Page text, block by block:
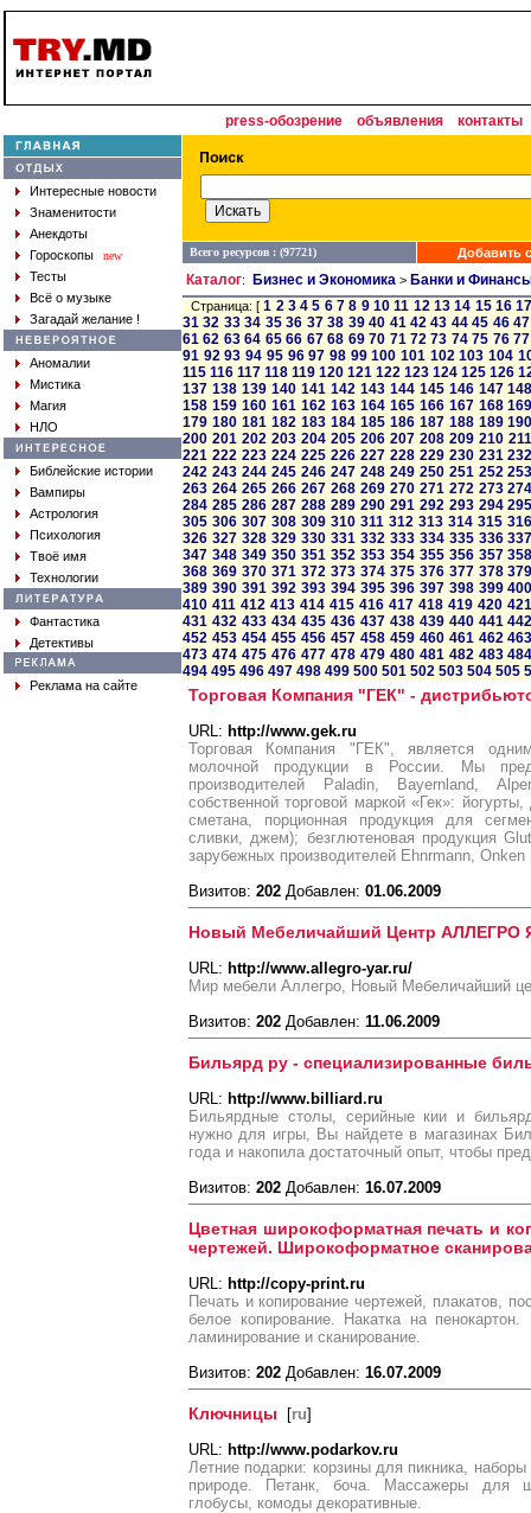
press-обозрение объявления контакты
Интересные новости
Знаменитости
Анекдоты
Гороскопы
new
Тесты
Всё о музыке
Загадай желание !
Аномалии
Мистика
Магия
НЛО
Библейские истории
Вампиры
Астрология
Психология
Твоё имя
Технологии
Фантастика
Детективы
Реклама на сайте
Всего ресурсов : (97721) Добавить
Каталог: Бизнес и Экономика > Банки и
Страница: [1 2 3 4 5 6 7 8 9 10 11 12 13 14 15 16
31 32 33 34 35 36 37 38 39 40 41 42 43 44 45 46 47
61 62 63 64 65 66 67 68 69 70 71 72 73 74 75 76 77
91 92 93 94 95 96 97 98 99 100 101 102 103 104
115 116 117 118 119 120 121 122 123 124 125 126
137 138 139 140 141 142 143 144 145 146 147
158 159 160 161 162 163 164 165 166 167 168
179 180 181 182 183 184 185 186 187 188 189
200 201 202 203 204 205 206 207 208 209 210 211
221 222 223 224 225 226 227 228 229 230 231
242 243 244 245 246 247 248 249 250 251 252
263 264 265 266 267 268 269 270 271 272 273
284 285 286 287 288 289 290 291 292 293 294
305 306 307 308 309 310 311 312 313 314 315 316
326 327 328 329 330 331 332 333 334 335 336
347 348 349 350 351 352 353 354 355 356 357
368 369 370 371 372 373 374 375 376 377 378
389 390 391 392 393 394 395 396 397 398 399
410 411 412 413 414 415 416 417 418 419 420 421
431 432 433 434 435 436 437 438 439 440 441
452 453 454 455 456 457 458 459 460 461 462
473 474 475 476 477 478 479 480 481 482 483
494 495 496 497 498 499 500 501 502 503 504 505
Торговая Компания "ГЕК" -
URL: http://www.gek.ru
Торговая Компания "ГЕК", является
молочной продукции в России. Мы
производителей Paladin, Bayernland,
собственной торговой маркой «Гек»:
сметана, порционная продукция для
сливки, джем); безглютеновая продукция
зарубежных производителей Ehnrmann, Onken
Визитов: 202 Добавлен: 01.06.2009
Новый Мебеличайший Центр АЛЛЕГРО
URL: http://www.allegro-yar.ru/
Мир мебели Аллегро, Новый Мебеличайший
Визитов: 202 Добавлен: 11.06.2009
Бильярд ру - специализированные
URL: http://www.billiard.ru
Бильярдные столы, серийные кии и
нужно для игры, Вы найдете в магазинах
года и накопила достаточный опыт, чтобы
Визитов: 202 Добавлен: 16.07.2009
Цветная широкоформатная печать и
чертежей. Широкоформатное
URL: http://copy-print.ru
Печать и копирование чертежей, плакатов,
белое копирование. Накатка на
ламинирование и сканирование.
Визитов: 202 Добавлен: 16.07.2009
Ключницы [ru]
URL: http://www.podarkov.ru
Летние подарки: корзины для пикника,
природе. Петанк, боча. Массажеры для
глобусы, комоды декоративные.